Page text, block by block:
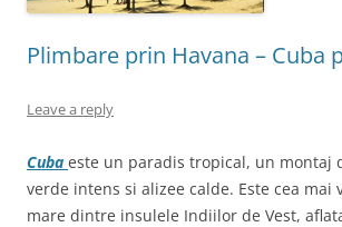
Plimbare prin Havana – Cuba
Leave a reply
Cuba este un paradis tropical, un montaj
verde intens si alizee calde. Este cea mai
mare dintre insulele Indiilor de Vest,